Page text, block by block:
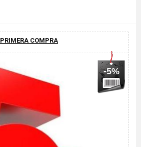
PRIMERA COMPRA
-5%